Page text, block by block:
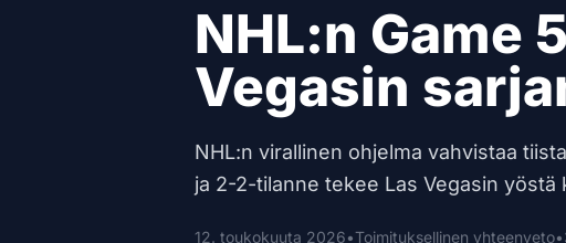
NHL:n Game
Vegasin
NHL:n virallinen ohjelma vahvistaa
ja 2-2-tilanne tekee Las Vegasin
12. toukokuuta 2026•Toimituksellinen yhteenveto•